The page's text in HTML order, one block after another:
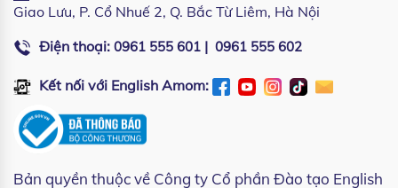
Giao Lưu, P. Cổ Nhuế 2, Q. Bắc Từ Liêm, Hà Nội
Điện thoại: 0961 555 601 | 0961 555 602
Kết nối với English Amom:
Bản quyền thuộc về Công ty Cổ phần Đào tạo English